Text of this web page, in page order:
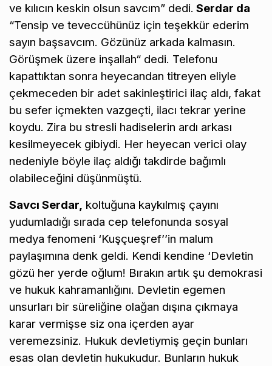
ve kılıcın keskin olsun savcım” dedi. Serdar da
“Tensip ve teveccühünüz için teşekkür ederim
sayın başsavcım. Gözünüz arkada kalmasın.
Görüşmek üzere inşallah“ dedi. Telefonu
kapattıktan sonra heyecandan titreyen eliyle
çekmeceden bir adet sakinleştirici ilaç aldı, fakat
bu sefer içmekten vazgeçti, ilacı tekrar yerine
koydu. Zira bu stresli hadiselerin ardı arkası
kesilmeyecek gibiydi. Her heyecan verici olay
nedeniyle böyle ilaç aldığı takdirde bağımlı
olabileceğini düşünmüştü.
Savcı Serdar, koltuğuna kaykılmış çayını
yudumladığı sırada cep telefonunda sosyal
medya fenomeni ‘Kuşçueşref’’in malum
paylaşımına denk geldi. Kendi kendine ‘Devletin
gözü her yerde oğlum! Bırakın artık şu demokrasi
ve hukuk kahramanlığını. Devletin egemen
unsurları bir süreliğine olağan dışına çıkmaya
karar vermişse siz ona içerden ayar
veremezsiniz. Hukuk devletiymiş geçin bunları
esas olan devletin hukukudur. Bunların hukuk